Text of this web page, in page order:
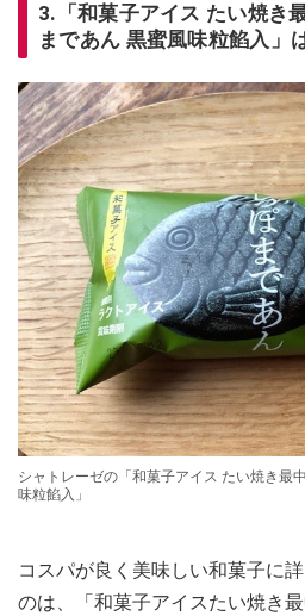
3.「和菓子アイス たい焼き
まであん 黒蜜風味粒餡入
シャトレーゼの「和菓子アイス たい焼き最
味粒餡入」
コスパが良く美味しい和菓子に
のは、「和菓子アイスたい焼き